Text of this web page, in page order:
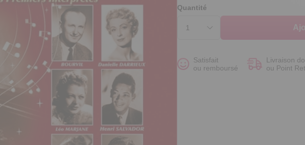
Quantité
Satisfait
ou remboursé
Livraison
ou Point